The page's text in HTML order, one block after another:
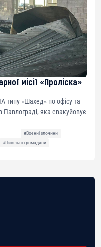
місії «Проліска»
типу «Шахед» по офісу та
Павлограді, яка евакуйовує
#Воєнні злочини
#Цивільні громадяни